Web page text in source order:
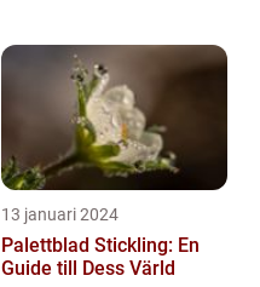
13 januari 2024
Palettblad Stickling: En
Guide till Dess Värld